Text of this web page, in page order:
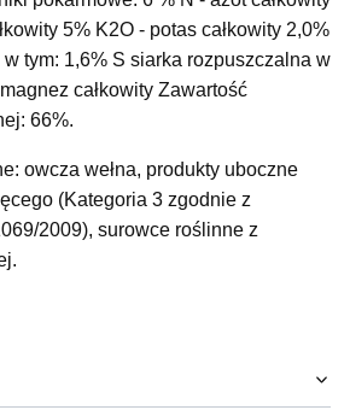
5% K2O - potas całkowity 2,0%
w tym: 1,6% S siarka rozpuszczalna w
całkowity Zawartość
66%.
owcza wełna, produkty uboczne
(Kategoria 3 zgodnie z
2009), surowce roślinne z